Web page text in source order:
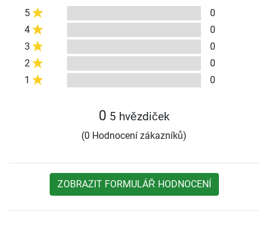
5
0
4
0
3
0
2
0
1
0
0 5 hvězdiček
(0 Hodnocení zákazníků)
ZOBRAZIT FORMULÁŘ HODNOCENÍ